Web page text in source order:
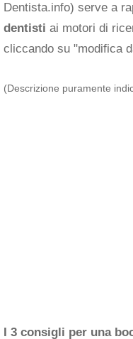
Dentista.info) serve a
dentisti ai motori di
cliccando su "modifica
(Descrizione puramente
I 3 consigli per una